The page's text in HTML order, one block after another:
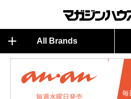
All Brands
毎週水曜日発売
毎